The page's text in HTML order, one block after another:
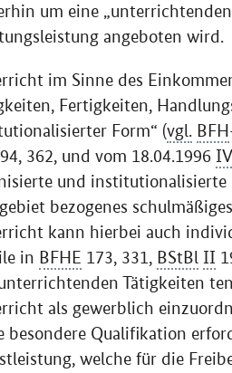
um eine
angeboten wird.
im Sinne des
Fertigkeiten,
Form“ (vgl. BFH
362, und vom 18.04.1996 IV
und
bezogenes
kann hierbei auch
in BFHE 173, 331, BStBl II
Tätigkeiten
als gewerblich
besondere Qualifikation
welche für die